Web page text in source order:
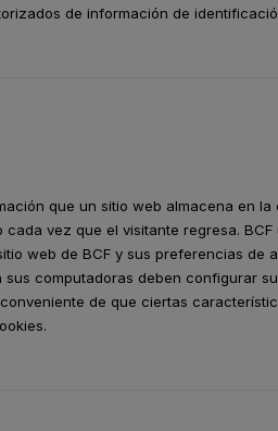
de información de
que un sitio web almacena en
vez que el visitante regresa.
web de BCF y sus preferencias de
computadoras deben configurar
de que ciertas